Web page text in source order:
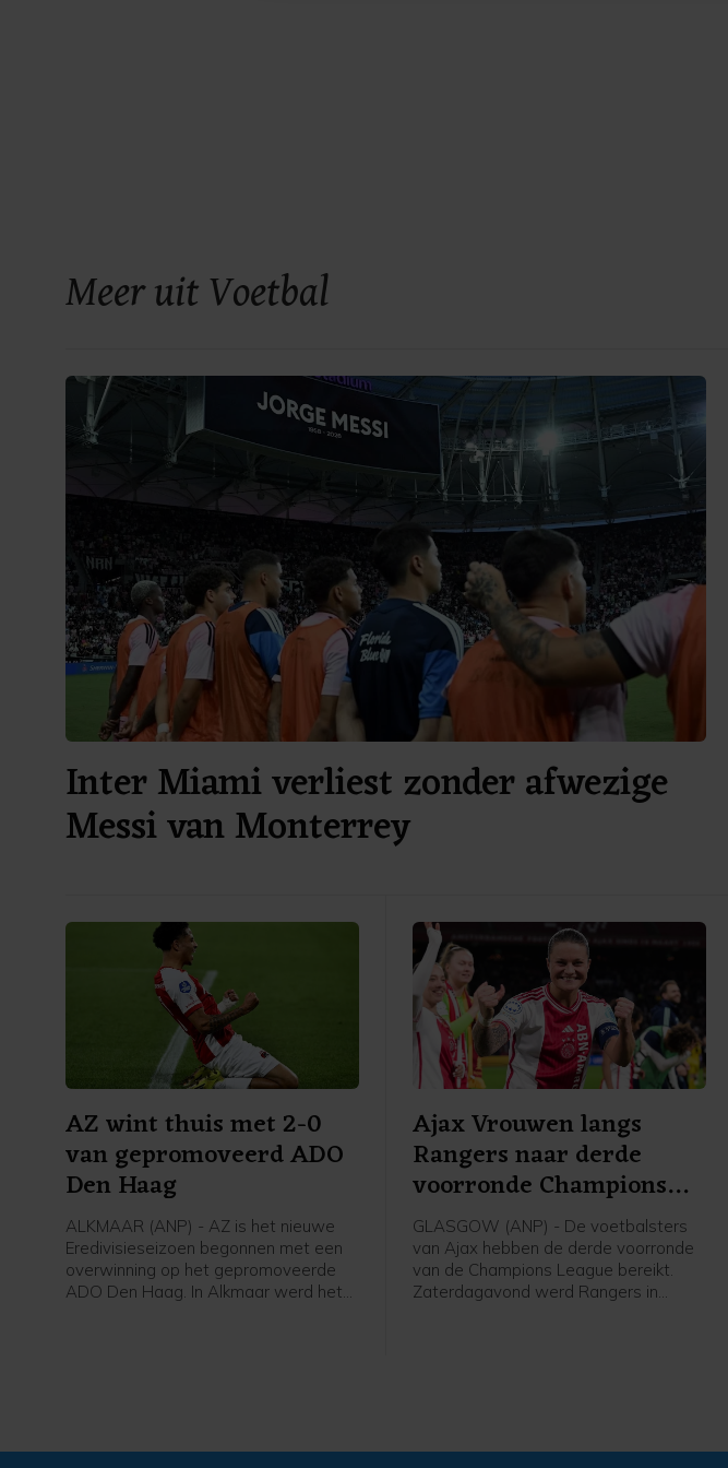
Meer uit Voetbal
Inter Miami verliest zonder afwezige
Messi van Monterrey
AZ wint thuis met 2-0
van gepromoveerd ADO
Den Haag
ALKMAAR (ANP) - AZ is het nieuwe
Eredivisieseizoen begonnen met een
overwinning op het gepromoveerde
ADO Den Haag. In Alkmaar werd het
Ajax Vrouwen langs
Rangers naar derde
voorronde Champions
League
GLASGOW (ANP) - De voetbalsters
van Ajax hebben de derde voorronde
van de Champions League bereikt.
Zaterdagavond werd Rangers in